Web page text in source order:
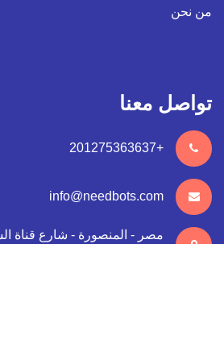
من نحن
تواصل معنا
+201275363637
info@needbots.com
مصر - المنصورة - شارع قناة